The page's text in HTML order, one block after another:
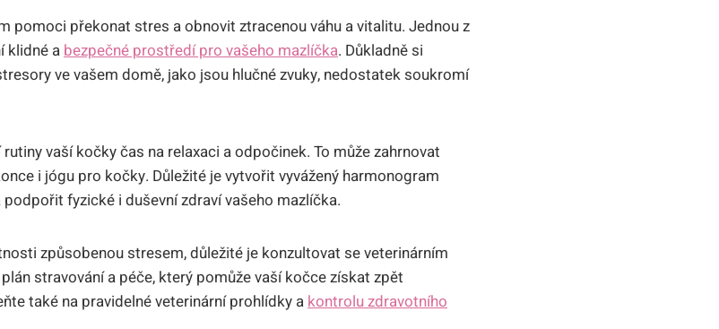
pomoci překonat stres a obnovit ztracenou váhu a vitalitu. Jednou z
klidné abezpečné prostředí pro vašeho mazlíčka. Důkladně si
ve vašem domě, jako jsou hlučné zvuky, nedostatek soukromí
vaší kočky čas na relaxaci a odpočinek. To může zahrnovat
i jógu pro kočky. Důležité je vytvořit vyvážený harmonogram
fyzické i duševní zdraví vašeho mazlíčka.
způsobenou stresem, důležité je konzultovat se veterinárním
stravování a péče, který pomůže vaší kočce získat zpět
také na pravidelné veterinární prohlídky akontrolu zdravotního